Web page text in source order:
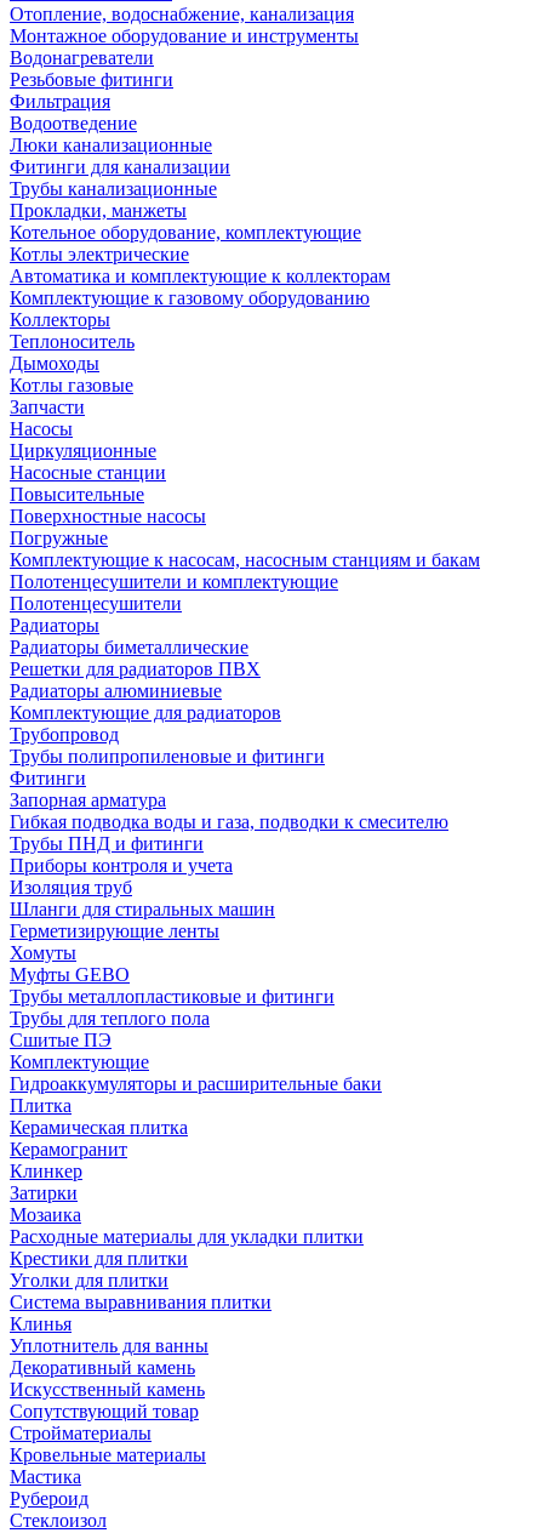
Отопление, водоснабжение, канализация
Монтажное оборудование и инструменты
Водонагреватели
Резьбовые фитинги
Фильтрация
Водоотведение
Люки канализационные
Фитинги для канализации
Трубы канализационные
Прокладки, манжеты
Котельное оборудование, комплектующие
Котлы электрические
Автоматика и комплектующие к коллекторам
Комплектующие к газовому оборудованию
Коллекторы
Теплоноситель
Дымоходы
Котлы газовые
Запчасти
Насосы
Циркуляционные
Насосные станции
Повысительные
Поверхностные насосы
Погружные
Комплектующие к насосам, насосным станциям и бакам
Полотенцесушители и комплектующие
Полотенцесушители
Радиаторы
Радиаторы биметаллические
Решетки для радиаторов ПВХ
Радиаторы алюминиевые
Комплектующие для радиаторов
Трубопровод
Трубы полипропиленовые и фитинги
Фитинги
Запорная арматура
Гибкая подводка воды и газа, подводки к смесителю
Трубы ПНД и фитинги
Приборы контроля и учета
Изоляция труб
Шланги для стиральных машин
Герметизирующие ленты
Хомуты
Муфты GEBO
Трубы металлопластиковые и фитинги
Трубы для теплого пола
Сшитые ПЭ
Комплектующие
Гидроаккумуляторы и расширительные баки
Плитка
Керамическая плитка
Керамогранит
Клинкер
Затирки
Мозаика
Расходные материалы для укладки плитки
Крестики для плитки
Уголки для плитки
Система выравнивания плитки
Клинья
Уплотнитель для ванны
Декоративный камень
Искусственный камень
Сопутствующий товар
Стройматериалы
Кровельные материалы
Мастика
Рубероид
Стеклоизол